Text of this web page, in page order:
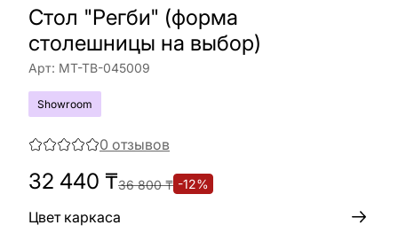
Стол "Регби" (форма
столешницы на выбор)
Арт: МТ-ТВ-045009
Showroom
0 отзывов
32 440 ₸36 800₸ -12%
Цвет каркаса